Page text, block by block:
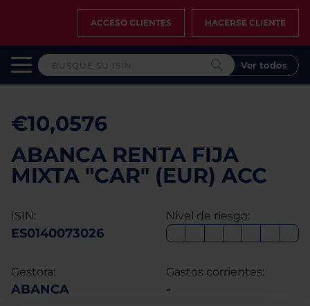
ACCESO CLIENTES HACERSE CLIENTE
Ver todos
€10,0576
ABANCA RENTA FIJA
MIXTA "CAR" (EUR) ACC
ISIN:
ES0140073026
Nivel de riesgo:
Gestora:
ABANCA
Gastos corrientes:
-